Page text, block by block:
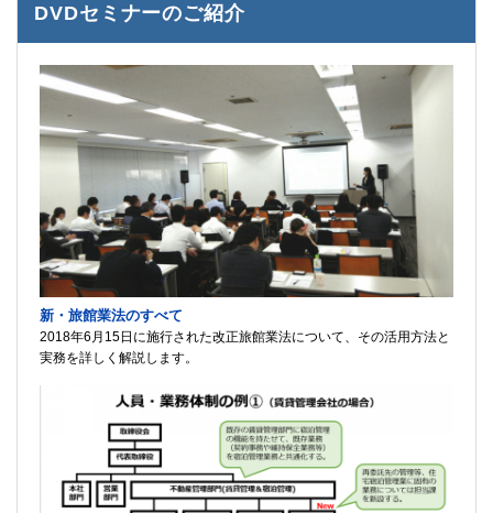
DVDセミナーのご紹介
新・旅館業法のすべて
2018年6月15日に施行された改正旅館業法について、その活用方法と
実務を詳しく解説します。